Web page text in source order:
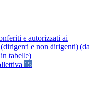
e autorizzati ai
e non dirigenti) (da
tabelle)
15